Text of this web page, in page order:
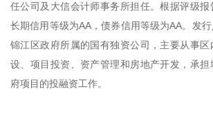
任公司及大信会计师事务所担任。根据评级
长期信用等级为AA，债券信用等级为AA。发
锦江区政府所属的国有独资公司，主要从事
设、项目投资、资产管理和房地产开发，承
府项目的投融资工作。